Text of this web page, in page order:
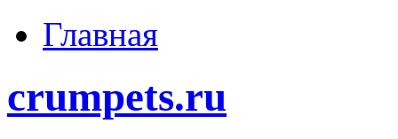
Главная
crumpets.ru